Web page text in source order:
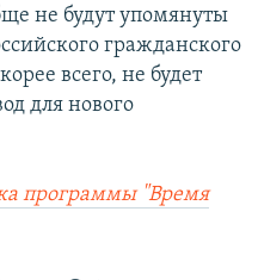
не будут упомянуты
гражданского
всего, не будет
для нового
программы "Время